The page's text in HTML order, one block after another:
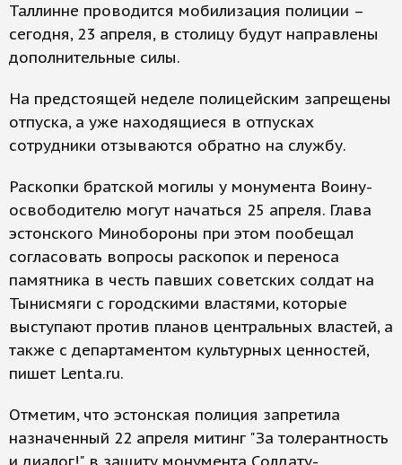
Таллинне проводится мобилизация полиции –
сегодня, 23 апреля, в столицу будут направлены
дополнительные силы.
На предстоящей неделе полицейским запрещены
отпуска, а уже находящиеся в отпусках
сотрудники отзываются обратно на службу.
Раскопки братской могилы у монумента Воину-
освободителю могут начаться 25 апреля. Глава
эстонского Минобороны при этом пообещал
согласовать вопросы раскопок и переноса
памятника в честь павших советских солдат на
Тынисмяги с городскими властями, которые
выступают против планов центральных властей, а
также с департаментом культурных ценностей,
пишет Lenta.ru.
Отметим, что эстонская полиция запретила
назначенный 22 апреля митинг "За толерантность